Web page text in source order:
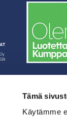
Tämä
Käytämme